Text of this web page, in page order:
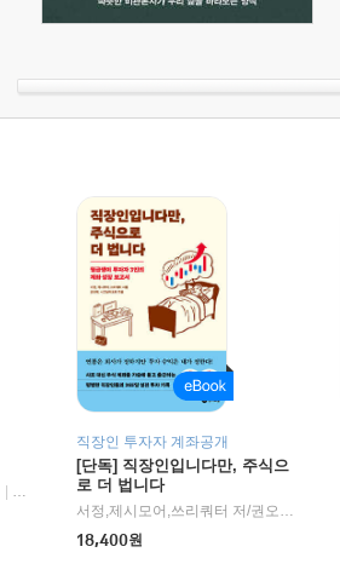
알에이치코리아(RHK)
직장인 투자자 계좌공개
[단독] 직장인입니다만, 주식으
로 더 법니다
서정,제시모어,쓰리쿼터 저/권오태,시그널리포트 편
18,400원